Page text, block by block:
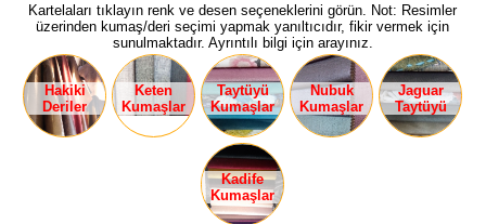
Kartelaları tıklayın renk ve desen seçeneklerini görün. Not: Resimler
üzerinden kumaş/deri seçimi yapmak yanıltıcıdır, fikir vermek için
sunulmaktadır. Ayrıntılı bilgi için arayınız.
Hakiki
Deriler
Keten
Kumaşlar
Taytüyü
Kumaşlar
Nubuk
Kumaşlar
Jaguar
Taytüyü
Kadife
Kumaşlar